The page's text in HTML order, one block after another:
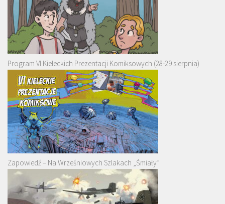
Program VI Kieleckich Prezentacji Komiksowych (28-29 sierpnia)
Zapowiedź – Na Wrześniowych Szlakach „Śmiały”